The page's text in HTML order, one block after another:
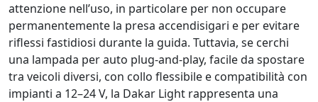
attenzione nell’uso, in particolare per non occupare
permanentemente la presa accendisigari e per evitare
riflessi fastidiosi durante la guida. Tuttavia, se cerchi
una lampada per auto plug-and-play, facile da spostare
tra veicoli diversi, con collo flessibile e compatibilità con
impianti a 12–24 V, la Dakar Light rappresenta una